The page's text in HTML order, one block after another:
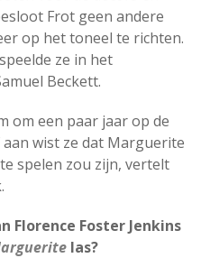
Frot geen andere
op het toneel te richten.
ze in het
Beckett.
om een paar jaar op de
wist ze dat Marguerite
spelen zou zijn, vertelt
Florence Foster Jenkins
las?